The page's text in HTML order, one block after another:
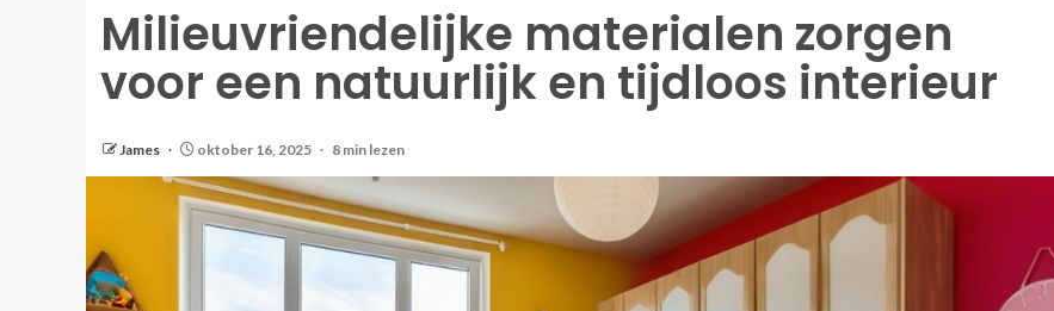
Milieuvriendelijke materialen zorgen
voor een natuurlijk en tijdloos interieur
James oktober 16, 2025 8 min lezen